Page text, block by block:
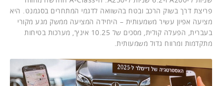
פריצת דרך בשוק הרכב ובטח בהשוואה לדגמי המתחרים בסגמנט. היא
מציעה אפיון עשיר משמעותית – היחידה המציעה ממשק מגע מקורי
בעברית, הפעלה קולית, מסכים של 10.25 אינץ', מערכות בטיחות
מתקדמות ומרווח גדול משמעותית.